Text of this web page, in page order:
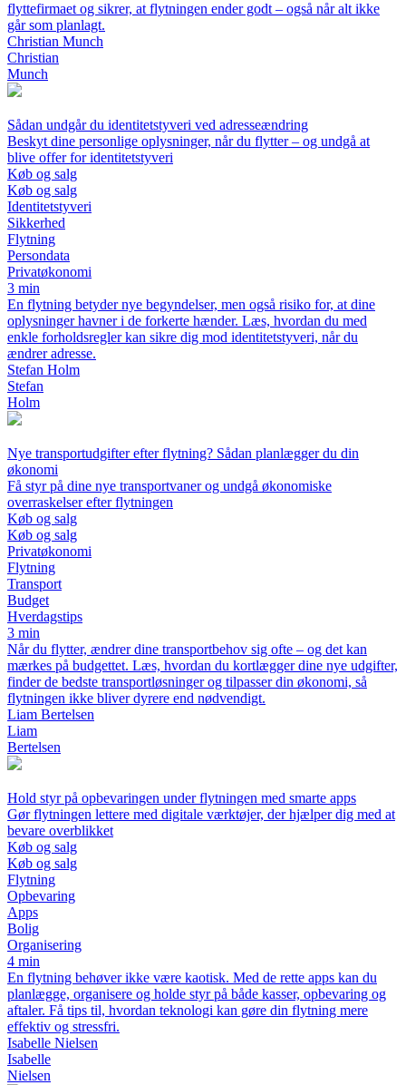
flyttefirmaet og sikrer, at flytningen ender godt – også når alt ikke
går som planlagt.
Christian Munch
Christian
Munch
Sådan undgår du identitetstyveri ved adresseændring
Beskyt dine personlige oplysninger, når du flytter – og undgå at
blive offer for identitetstyveri
Køb og salg
Køb og salg
Identitetstyveri
Sikkerhed
Flytning
Persondata
Privatøkonomi
3 min
En flytning betyder nye begyndelser, men også risiko for, at dine
oplysninger havner i de forkerte hænder. Læs, hvordan du med
enkle forholdsregler kan sikre dig mod identitetstyveri, når du
ændrer adresse.
Stefan Holm
Stefan
Holm
Nye transportudgifter efter flytning? Sådan planlægger du din
økonomi
Få styr på dine nye transportvaner og undgå økonomiske
overraskelser efter flytningen
Køb og salg
Køb og salg
Privatøkonomi
Flytning
Transport
Budget
Hverdagstips
3 min
Når du flytter, ændrer dine transportbehov sig ofte – og det kan
mærkes på budgettet. Læs, hvordan du kortlægger dine nye udgifter,
finder de bedste transportløsninger og tilpasser din økonomi, så
flytningen ikke bliver dyrere end nødvendigt.
Liam Bertelsen
Liam
Bertelsen
Hold styr på opbevaringen under flytningen med smarte apps
Gør flytningen lettere med digitale værktøjer, der hjælper dig med at
bevare overblikket
Køb og salg
Køb og salg
Flytning
Opbevaring
Apps
Bolig
Organisering
4 min
En flytning behøver ikke være kaotisk. Med de rette apps kan du
planlægge, organisere og holde styr på både kasser, opbevaring og
aftaler. Få tips til, hvordan teknologi kan gøre din flytning mere
effektiv og stressfri.
Isabelle Nielsen
Isabelle
Nielsen